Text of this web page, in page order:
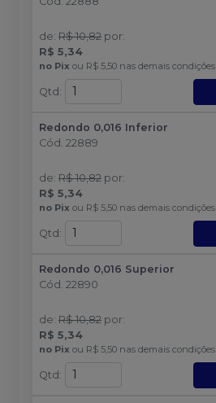
de: R$ 10,82 por:
R$ 5,34
no Pix ou R$ 5,50 nas demais condições
Qtd :
Redondo 0,016 Inferior
Cód. 22889
de: R$ 10,82 por:
R$ 5,34
no Pix ou R$ 5,50 nas demais condições
Qtd :
Redondo 0,016 Superior
Cód. 22890
de: R$ 10,82 por:
R$ 5,34
no Pix ou R$ 5,50 nas demais condições
Qtd :